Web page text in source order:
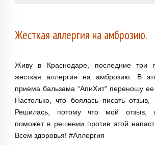
Жесткая аллергия на амброзию.
Живу в Краснодаре, последние три
жесткая аллергия на амброзию. В
приема бальзама “АпиХит” переношу ее
Настолько, что боялась писать отзыв,
Решилась, потому что мой отзыв,
поможет в решении против этой
Всем здоровья! #Аллергия